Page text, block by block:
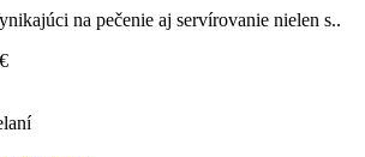
na pečenie aj servírovanie nielen s..